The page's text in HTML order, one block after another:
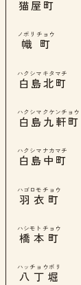
猫屋町
幟町
ノボリチョウ
白島北町
ハクシマキタマチ
白島九軒町
ハクシマクケンチョウ
白島中町
ハクシマナカマチ
羽衣町
ハゴロモチョウ
橋本町
ハシモトチョウ
八丁堀
ハッチョウボリ